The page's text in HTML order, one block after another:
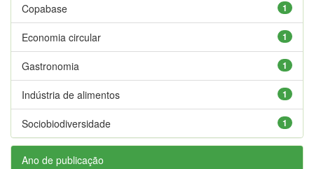
1
Copabase
1
Economia circular
1
Gastronomia
1
Indústria de alimentos
1
Sociobiodiversidade
Ano de publicação